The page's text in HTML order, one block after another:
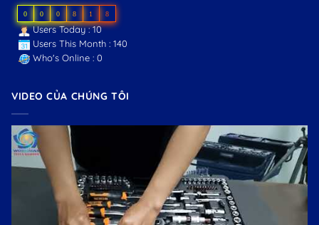
0 0 0 8 1 8
Users Today : 10
Users This Month : 140
Who's Online : 0
VIDEO CỦA CHÚNG TÔI